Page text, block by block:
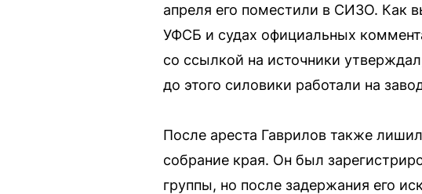
апреля его поместили в СИЗО. Как
УФСБ и судах официальных
со ссылкой на источники
до этого силовики работали на
После ареста Гаврилов также
собрание края. Он был
группы, но после задержания его